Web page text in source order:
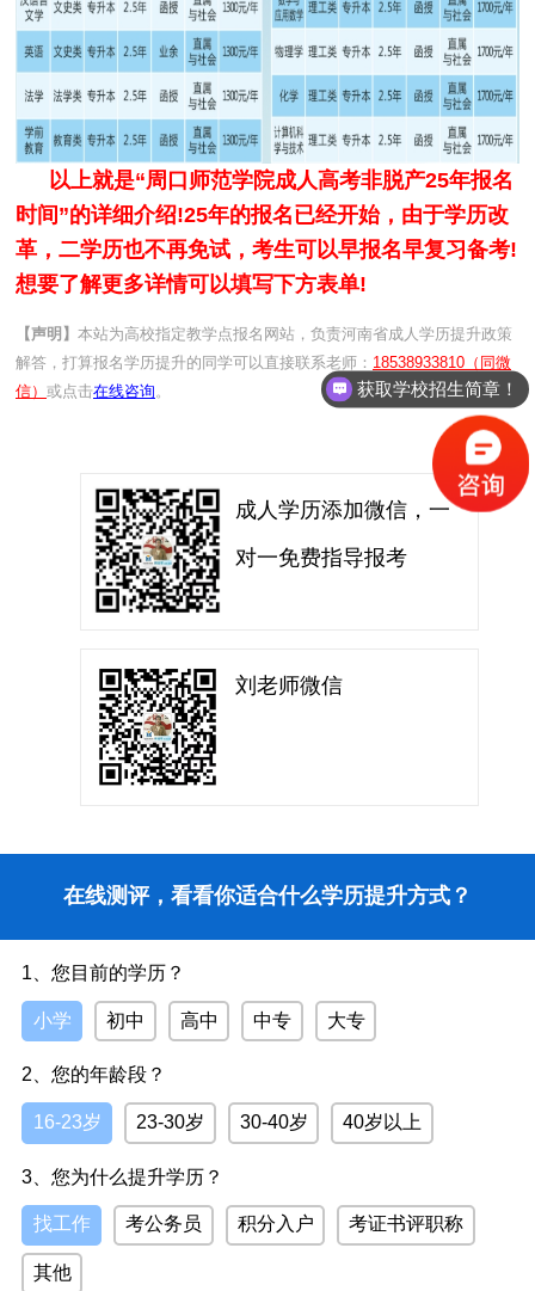
以上就是“周口师范学院成人高考非脱产25年报名
时间”的详细介绍!25年的报名已经开始，由于学历改
革，二学历也不再免试，考生可以早报名早复习备考!
想要了解更多详情可以填写下方表单!
【声明】 本站为高校指定教学点报名网站，负责河南省成人学历提升政策
解答，打算报名学历提升的同学可以直接联系老师： 18538933810（同微
信） 或点击在线咨询。
成人学历添加微信，一
对一免费指导报考
刘老师微信
在线测评，看看你适合什么学历提升方式？
1、您目前的学历？
小学 初中 高中 中专 大专
2、您的年龄段？
16-23岁 23-30岁 30-40岁 40岁以上
3、您为什么提升学历？
找工作 考公务员 积分入户 考证书评职称
其他
获取学校招生简章！